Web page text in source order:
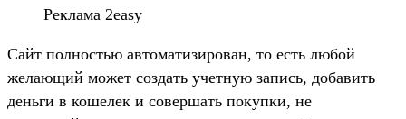
Реклама 2easy
Сайт полностью автоматизирован, то есть любой
желающий может создать учетную запись, добавить
деньги в кошелек и совершать покупки, не